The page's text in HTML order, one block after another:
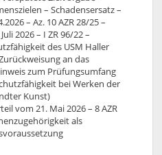
– Schadensersatz –
– Az. 10 AZR 28/25 –
2026 – I ZR 96/22 –
des USM Haller
an das
zum Prüfungsumfang
bei Werken der
Kunst)
vom 21. Mai 2026 – 8 AZR
als